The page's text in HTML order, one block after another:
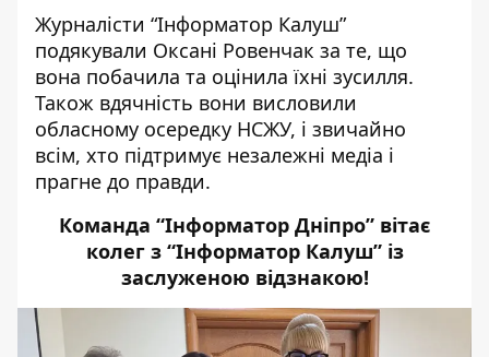
Журналісти “Інформатор Калуш”
подякували Оксані Ровенчак за те, що
вона побачила та оцінила їхні зусилля.
Також вдячність вони висловили
обласному осередку НСЖУ, і звичайно
всім, хто підтримує незалежні медіа і
прагне до правди.
Команда “Інформатор Дніпро” вітає
колег з “Інформатор Калуш” із
заслуженою відзнакою!